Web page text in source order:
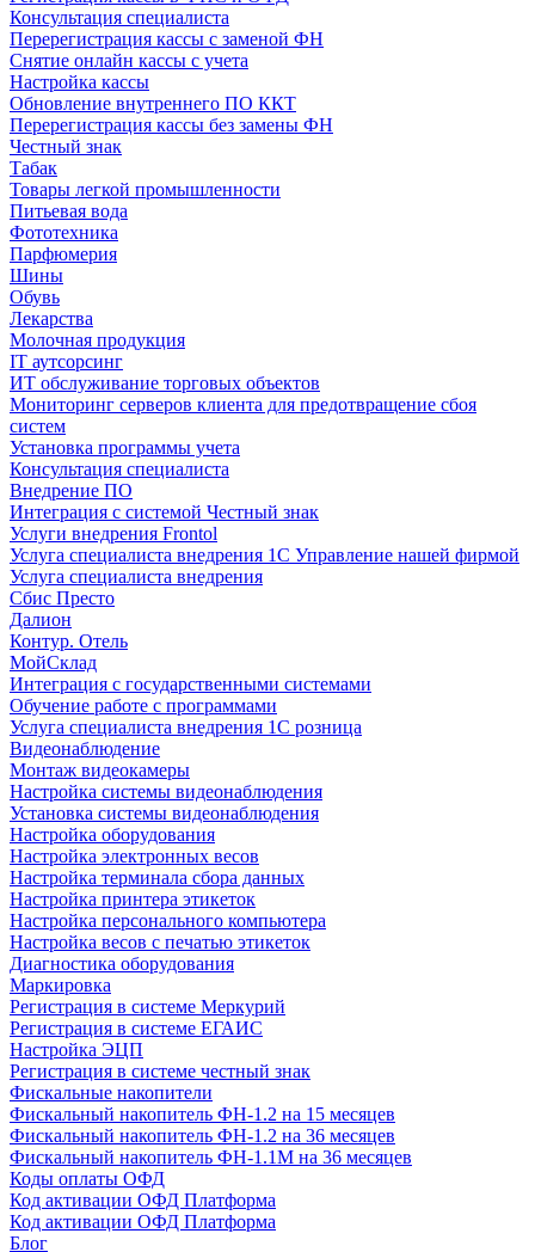
Консультация специалиста
Перерегистрация кассы с заменой ФН
Снятие онлайн кассы с учета
Настройка кассы
Обновление внутреннего ПО ККТ
Перерегистрация кассы без замены ФН
Честный знак
Табак
Товары легкой промышленности
Питьевая вода
Фототехника
Парфюмерия
Шины
Обувь
Лекарства
Молочная продукция
IT аутсорсинг
ИТ обслуживание торговых объектов
Мониторинг серверов клиента для предотвращение сбоя
систем
Установка программы учета
Консультация специалиста
Внедрение ПО
Интеграция с системой Честный знак
Услуги внедрения Frontol
Услуга специалиста внедрения 1С Управление нашей фирмой
Услуга специалиста внедрения
Сбис Престо
Далион
Контур. Отель
МойСклад
Интеграция с государственными системами
Обучение работе с программами
Услуга специалиста внедрения 1С розница
Видеонаблюдение
Монтаж видеокамеры
Настройка системы видеонаблюдения
Установка системы видеонаблюдения
Настройка оборудования
Настройка электронных весов
Настройка терминала сбора данных
Настройка принтера этикеток
Настройка персонального компьютера
Настройка весов с печатью этикеток
Диагностика оборудования
Маркировка
Регистрация в системе Меркурий
Регистрация в системе ЕГАИС
Настройка ЭЦП
Регистрация в системе честный знак
Фискальные накопители
Фискальный накопитель ФН-1.2 на 15 месяцев
Фискальный накопитель ФН-1.2 на 36 месяцев
Фискальный накопитель ФН-1.1М на 36 месяцев
Коды оплаты ОФД
Код активации ОФД Платформа
Код активации ОФД Платформа
Блог